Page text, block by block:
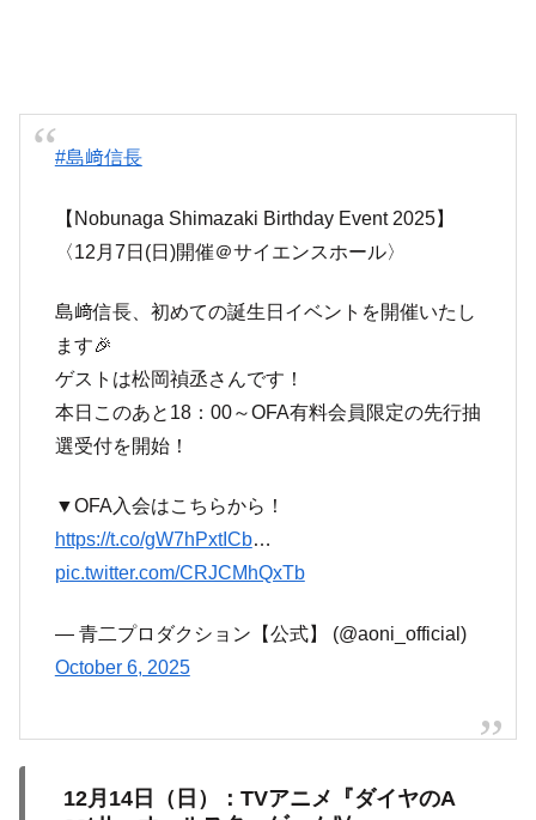
#島﨑信長
【Nobunaga Shimazaki Birthday Event 2025】
〈12月7日(日)開催＠サイエンスホール〉
島﨑信長、初めての誕生日イベントを開催いたし
ます🎉
ゲストは松岡禎丞さんです！
本日このあと18：00～OFA有料会員限定の先行抽
選受付を開始！
▼OFA入会はこちらから！
https://t.co/gW7hPxtICb…
pic.twitter.com/CRJCMhQxTb
— 青二プロダクション【公式】 (@aoni_official)
October 6, 2025
12月14日（日）：TVアニメ『ダイヤのA